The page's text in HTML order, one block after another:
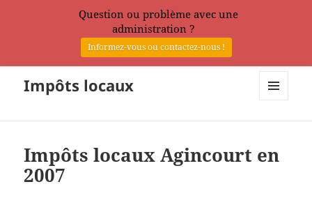
Impôts locaux
Impôts locaux Agincourt en
2007
Question ou problème avec une
administration ?
Informez-vous ou contactez-nous !